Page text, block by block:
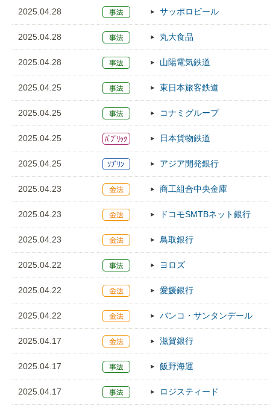
2025.04.28 サッポロビール
2025.04.28 丸大食品
2025.04.28 山陽電気鉄道
2025.04.25 東日本旅客鉄道
2025.04.25 コナミグループ
2025.04.25 日本貨物鉄道
2025.04.25 アジア開発銀行
2025.04.23 商工組合中央金庫
2025.04.23 ドコモSMTBネット銀行
2025.04.23 鳥取銀行
2025.04.22 ヨロズ
2025.04.22 愛媛銀行
2025.04.22 バンコ・サンタンデール
2025.04.17 滋賀銀行
2025.04.17 飯野海運
2025.04.17 ロジスティード